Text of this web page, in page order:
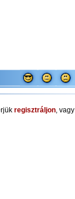
regisztráljon, vagy